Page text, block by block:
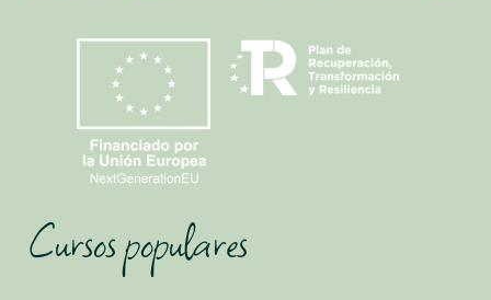
Cursos populares